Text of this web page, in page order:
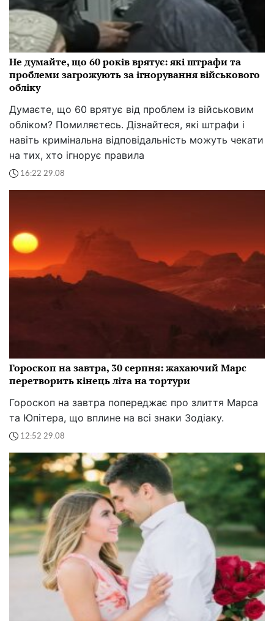
Не думайте, що 60 років врятує: які штрафи та
проблеми загрожують за ігнорування військового
обліку
Думаєте, що 60 врятує від проблем із військовим
обліком? Помиляєтесь. Дізнайтеся, які штрафи і
навіть кримінальна відповідальність можуть чекати
на тих, хто ігнорує правила
16:22 29.08
Гороскоп на завтра, 30 серпня: жахаючий Марс
перетворить кінець літа на тортури
Гороскоп на завтра попереджає про злиття Марса
та Юпітера, що вплине на всі знаки Зодіаку.
12:52 29.08